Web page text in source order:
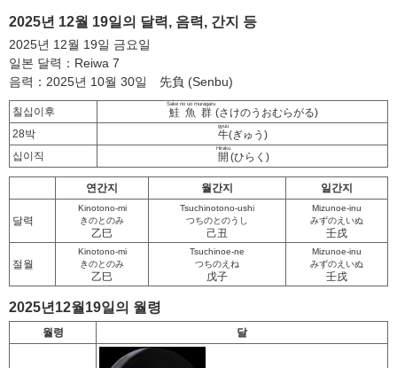
2025년 12월 19일의 달력, 음력, 간지 등
2025년 12월 19일 금요일
일본 달력：Reiwa 7
음력：2025년 10월 30일 先負 (Senbu)
칠십이후 鮭魚群
Sake no uo muragaru
(さけのうおむらがる)
28박
牛
gyuu
(ぎゅう)
십이직
開
Hiraku
(ひらく)
연간지 월간지 일간지
달력
Kinotono-mi
きのとのみ
乙巳
Tsuchinotono-ushi
つちのとのうし
己丑
Mizunoe-inu
みずのえいぬ
壬戌
절월
Kinotono-mi
きのとのみ
乙巳
Tsuchinoe-ne
つちのえね
戊子
Mizunoe-inu
みずのえいぬ
壬戌
2025년12월19일의 월령
월령 달